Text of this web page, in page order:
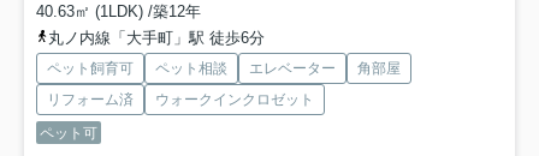
40.63㎡ (1LDK) /築12年
丸ノ内線「大手町」駅 徒歩6分
ペット飼育可 ペット相談 エレベーター
角部屋
リフォーム済
ウォークインクロゼット
ペット可